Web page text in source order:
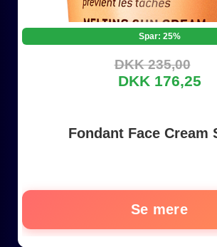
Spar: 25%
DKK 235,00
DKK 176,25
Fondant Face Cream
Se mere